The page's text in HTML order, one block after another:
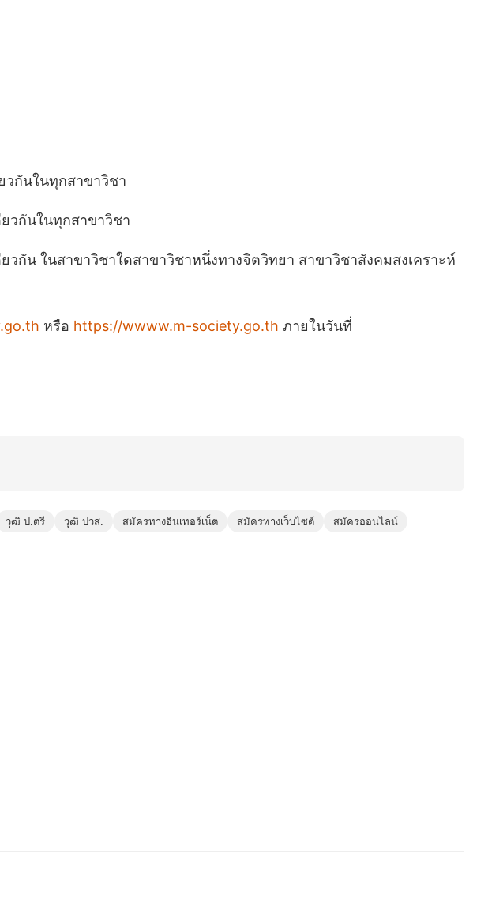
กันในทุกสาขาวิชา
วกันในทุกสาขาวิชา
กัน ในสาขาวิชาใดสาขาวิชาหนึ่งทางจิตวิทยา สาขาวิชาสังคมสงเคราะห์
หรือ https://wwww.m-society.go.th ภายในวันที่
วุฒิ ป.ตรี วุฒิ ปวส. สมัครทางอินเทอร์เน็ต สมัครทางเว็บไซต์ สมัครออนไลน์